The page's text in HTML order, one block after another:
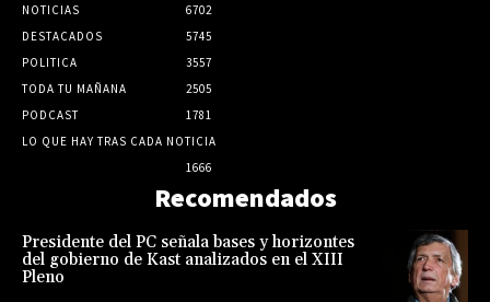
NOTICIAS
6702
DESTACADOS
5745
POLITICA
3557
TODA TU MAÑANA
2505
PODCAST
1781
LO QUE HAY TRAS CADA NOTICIA
1666
Recomendados
Presidente del PC señala bases y horizontes
del gobierno de Kast analizados en el XIII
Pleno